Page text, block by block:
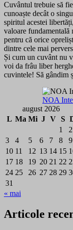
Cuvântul trebuie să
cunoaște decât o
spiritul acestei
valoare
pentru că orice
dintre cele mai
Și cum un cuvânt nu
voi da frâu liber
cuvintele! Să gândim
NOA
august 2026
L Ma Mi J V S
1
2
3
4 5 6 7 8
9
10 11 12 13 14 15
17 18 19 20 21 22
24 25 26 27 28 29
31
« mai
Articole